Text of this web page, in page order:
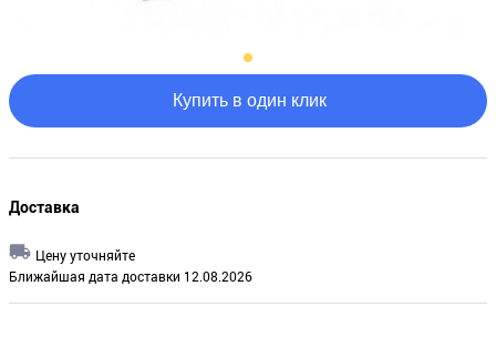
Купить в один клик
Доставка
Цену уточняйте
Ближайшая дата доставки 12.08.2026